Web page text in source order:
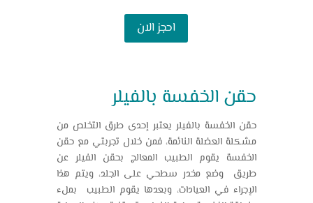
احجز الان
حقن الخفسة بالفيلر
حقن الخفسة بالفيلر يعتبر إحدى طرق التخلص من
مشكلة العضلة النائمة، فمن خلال تجربتي مع حقن
الخفسة يقوم الطبيب المعالج بحقن الفيلر عن
طريق وضع مخدر سطحي على الجلد، ويتم هذا
الإجراء في العيادات، وبعدها يقوم الطبيب بملء